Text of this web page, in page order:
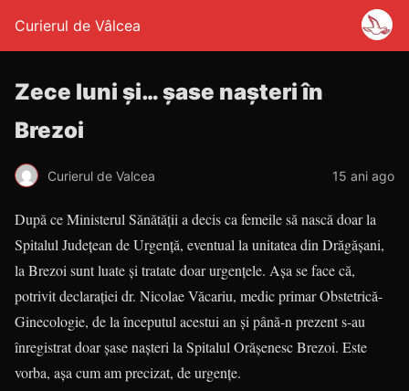
Curierul de Vâlcea
Zece luni și… șase nașteri în
Brezoi
Curierul de Valcea 15 ani ago
După ce Ministerul Sănătății a decis ca femeile să nască doar la
Spitalul Județean de Urgență, eventual la unitatea din Drăgășani,
la Brezoi sunt luate și tratate doar urgențele. Așa se face că,
potrivit declarației dr. Nicolae Văcariu, medic primar Obstetrică-
Ginecologie, de la începutul acestui an și până-n prezent s-au
înregistrat doar șase nașteri la Spitalul Orășenesc Brezoi. Este
vorba, așa cum am precizat, de urgențe.